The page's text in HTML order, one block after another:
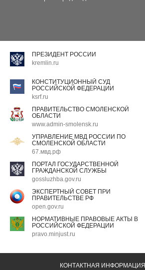
ПРЕЗИДЕНТ РОССИИ
kremlin.ru
КОНСТИТУЦИОННЫЙ СУД
РОССИЙСКОЙ ФЕДЕРАЦИИ
ksrf.ru
ПРАВИТЕЛЬСТВО СМОЛЕНСКОЙ
ОБЛАСТИ
www.admin-smolensk.ru
УПРАВЛЕНИЕ МВД РОССИИ ПО
СМОЛЕНСКОЙ ОБЛАСТИ
67.мвд.рф
ПОРТАЛ ГОСУДАРСТВЕННОЙ
ГРАЖДАНСКОЙ СЛУЖБЫ
gossluzhba.gov.ru
ЭКСПЕРТНЫЙ СОВЕТ ПРИ
ПРАВИТЕЛЬСТВЕ РФ
open.gov.ru
НОРМАТИВНЫЕ ПРАВОВЫЕ АКТЫ В
РОССИЙСКОЙ ФЕДЕРАЦИИ
pravo.minjust.ru
КОНТАКТНАЯ ИНФОРМАЦИЯ